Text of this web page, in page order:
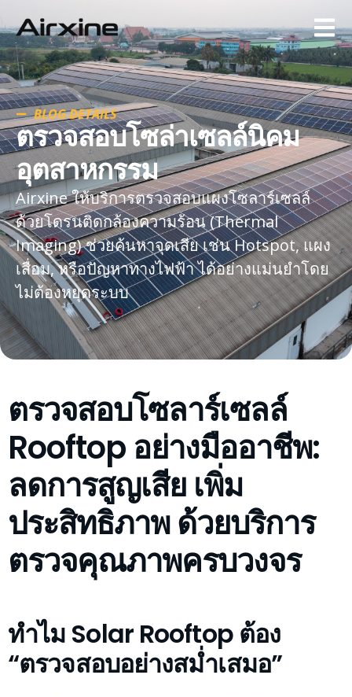
BLOG DETAILS
ตรวจสอบโซล่าเซลล์นิคม
อุตสาหกรรม
Airxine ให้บริการตรวจสอบแผงโซลาร์เซลล์
ด้วยโดรนติดกล้องความร้อน (Thermal
Imaging) ช่วยค้นหาจุดเสีย เช่น Hotspot, แผง
เสื่อม, หรือปัญหาทางไฟฟ้า ได้อย่างแม่นยำโดย
ไม่ต้องหยุดระบบ
ตรวจสอบโซลาร์เซลล์
Rooftop อย่างมืออาชีพ:
ลดการสูญเสีย เพิ่ม
ประสิทธิภาพ ด้วยบริการ
ตรวจคุณภาพครบวงจร
ทำไม Solar Rooftop ต้อง
“ตรวจสอบอย่างสม่ำเสมอ”